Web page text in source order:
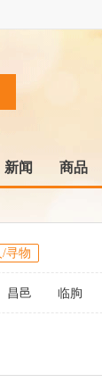
新闻 商品
寻物
昌邑 临朐